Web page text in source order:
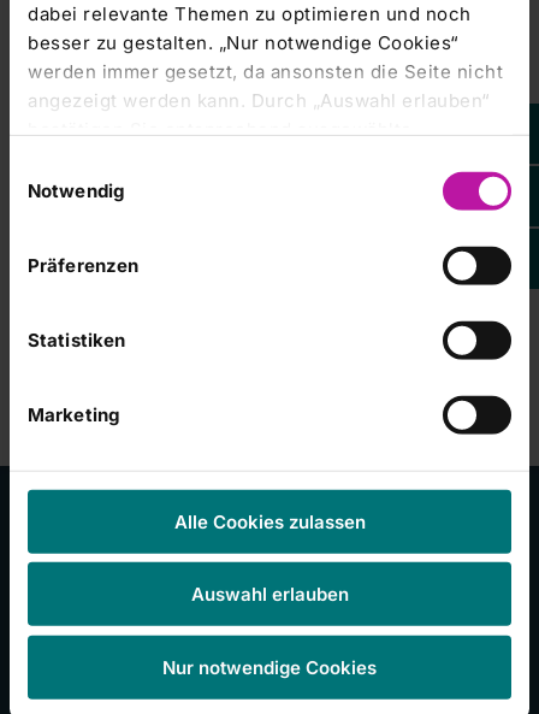
dabei relevante Themen zu optimieren und noch
besser zu gestalten. „Nur notwendige Cookies“
werden immer gesetzt, da ansonsten die Seite nicht
angezeigt werden kann. Durch „Auswahl erlauben“
erlauben Sie alle eingesetzten Cookies. Sie können
Ihre
Einstellungen anpassen. Weitere Informationen
finden Sie auch in unserer
Datenschutzerklärung
Notwendig
Präferenzen
Statistiken
Marketing
Alle Cookies zulassen
Auswahl erlauben
Nur notwendige Cookies
Die Themen der vergangenen Jahre sind als
Videomitschnitte und/oder Podcasts hier auf der Webseite
unterPresse, Veranstaltungen, Filme > Podcast
Freche Fragenzu finden.
Unsere Kliniken
RHÖN-KLINIKUM Campus Bad Neustadt